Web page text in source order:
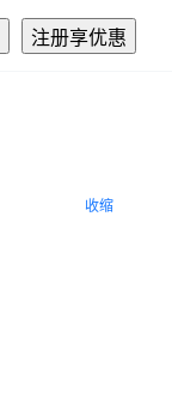
注册享优惠
收缩